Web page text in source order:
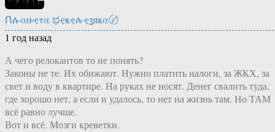
Ոሉαዙҿτα ಭҿҝҿሉҿʓяҝα〄
1 год назад
А чего релокантов то не понять?
Законы не те. Их обижают. Нужно платить налоги, за ЖКХ, за
свет и воду в квартире. На руках не носят. Денег свалить туда,
где хорошо нет, а если и удалось, то нет на жизнь там. Но ТАМ
всё равно лучше.
Вот и всё. Мозги креветки.